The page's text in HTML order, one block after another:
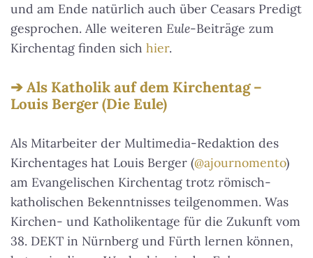
und am Ende natürlich auch über Ceasars Predigt
gesprochen. Alle weiteren Eule-Beiträge zum
Kirchentag finden sich hier.
Als Katholik auf dem Kirchentag –
Louis Berger (Die Eule)
Als Mitarbeiter der Multimedia-Redaktion des
Kirchentages hat Louis Berger (@ajournomento)
am Evangelischen Kirchentag trotz römisch-
katholischen Bekenntnisses teilgenommen. Was
Kirchen- und Katholikentage für die Zukunft vom
38. DEKT in Nürnberg und Fürth lernen können,